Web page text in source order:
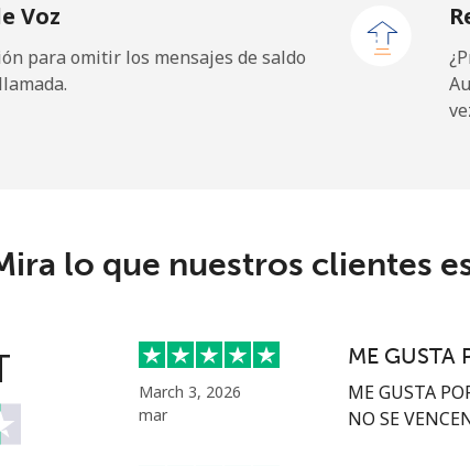
⁦53.9¢⁩ 9
Voz
para omitir los mensajes de saldo
lo que nuestros clientes
March 3, 2026
mar
ME GUSTA
ME GUSTA
NO SE